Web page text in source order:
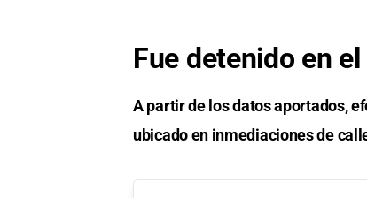
Fue detenido en
A partir de los datos aportados,
ubicado en inmediaciones de